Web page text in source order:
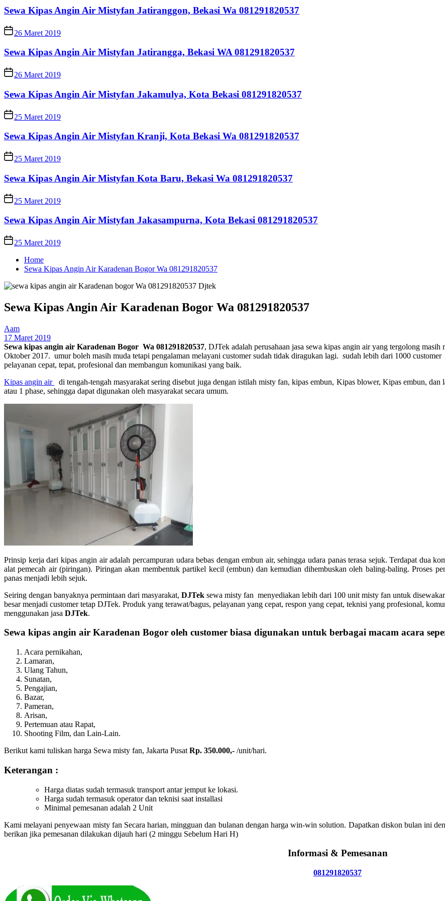
Sewa Kipas Angin Air Mistyfan Jatiranggon, Bekasi Wa 081291820537
26 Maret 2019
Sewa Kipas Angin Air Mistyfan Jatirangga, Bekasi WA 081291820537
26 Maret 2019
Sewa Kipas Angin Air Mistyfan Jakamulya, Kota Bekasi 081291820537
25 Maret 2019
Sewa Kipas Angin Air Mistyfan Kranji, Kota Bekasi Wa 081291820537
25 Maret 2019
Sewa Kipas Angin Air Mistyfan Kota Baru, Bekasi Wa 081291820537
25 Maret 2019
Sewa Kipas Angin Air Mistyfan Jakasampurna, Kota Bekasi 081291820537
25 Maret 2019
Home
Sewa Kipas Angin Air Karadenan Bogor Wa 081291820537
Sewa Kipas Angin Air Karadenan Bogor Wa 081291820537
Aam
17 Maret 2019
Sewa kipas angin air Karadenan Bogor Wa 081291820537, DJTek adalah perusahaan jasa sewa kipas angin air yang tergolong
Oktober 2017. umur boleh masih muda tetapi pengalaman melayani customer sudah tidak diragukan lagi. sudah lebih dari 1000
pelayanan cepat, tepat, profesional dan membangun komunikasi yang baik.
Kipas angin air
di tengah-tengah masyarakat sering disebut juga dengan istilah misty fan, kipas embun, Kipas blower, Kipas embun,
atau 1 phase, sehingga dapat digunakan oleh masyarakat secara umum.
Prinsip kerja dari kipas angin air adalah percampuran udara bebas dengan embun air, sehingga udara panas terasa sejuk. Terdapat dua
alat pemecah air (piringan). Piringan akan membentuk partikel kecil (embun) dan kemudian dihembuskan oleh baling-baling. Proses
panas menjadi lebih sejuk.
Seiring dengan banyaknya permintaan dari masyarakat, DJTek sewa misty fan menyediakan lebih dari 100 unit misty fan untuk
besar menjadi customer tetap DJTek. Produk yang terawat/bagus, pelayanan yang cepat, respon yang cepat, teknisi yang profesional,
menggunakan jasa DJTek.
Sewa kipas angin air Karadenan Bogor oleh customer biasa digunakan untuk berbagai macam acara
Acara pernikahan,
Lamaran,
Ulang Tahun,
Sunatan,
Pengajian,
Bazar,
Pameran,
Arisan,
Pertemuan atau Rapat,
Shooting Film, dan Lain-Lain.
Berikut kami tuliskan harga Sewa misty fan, Jakarta Pusat Rp. 350.000,- /unit/hari.
Keterangan :
Harga diatas sudah termasuk transport antar jemput ke lokasi.
Harga sudah termasuk operator dan teknisi saat installasi
Minimal pemesanan adalah 2 Unit
Kami melayani penyewaan misty fan Secara harian, mingguan dan bulanan dengan harga win-win solution. Dapatkan diskon bulan ini
berikan jika pemesanan dilakukan dijauh hari (2 minggu Sebelum Hari H)
Informasi & Pemesanan
081291820537